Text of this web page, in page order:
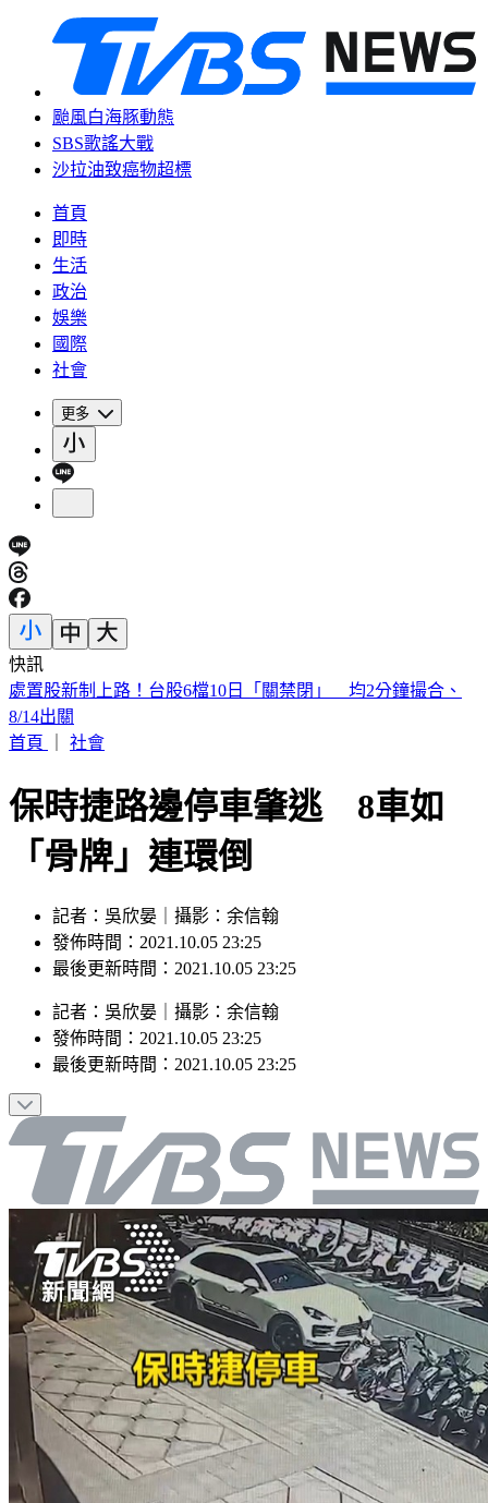
颱風白海豚動態
SBS歌謠大戰
沙拉油致癌物超標
首頁
即時
生活
政治
娛樂
國際
社會
更多
快訊
漢光Day3！模擬共軍襲擊 幻象2000「緊急升空」迎敵畫面
曝
首頁
社會
保時捷路邊停車肇逃 8車如
「骨牌」連環倒
記者：吳欣晏｜攝影：余信翰
發佈時間：2021.10.05 23:25
最後更新時間：2021.10.05 23:25
記者 ： 吳欣晏 攝影 ： 余信翰
發佈時間： 2021.10.05 23:25
最後更新時間： 2021.10.05 23:25